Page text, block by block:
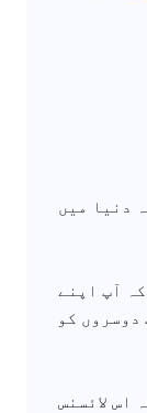
دنیا میں
آپ اپنے
دوسروں کو
اس لائسنس